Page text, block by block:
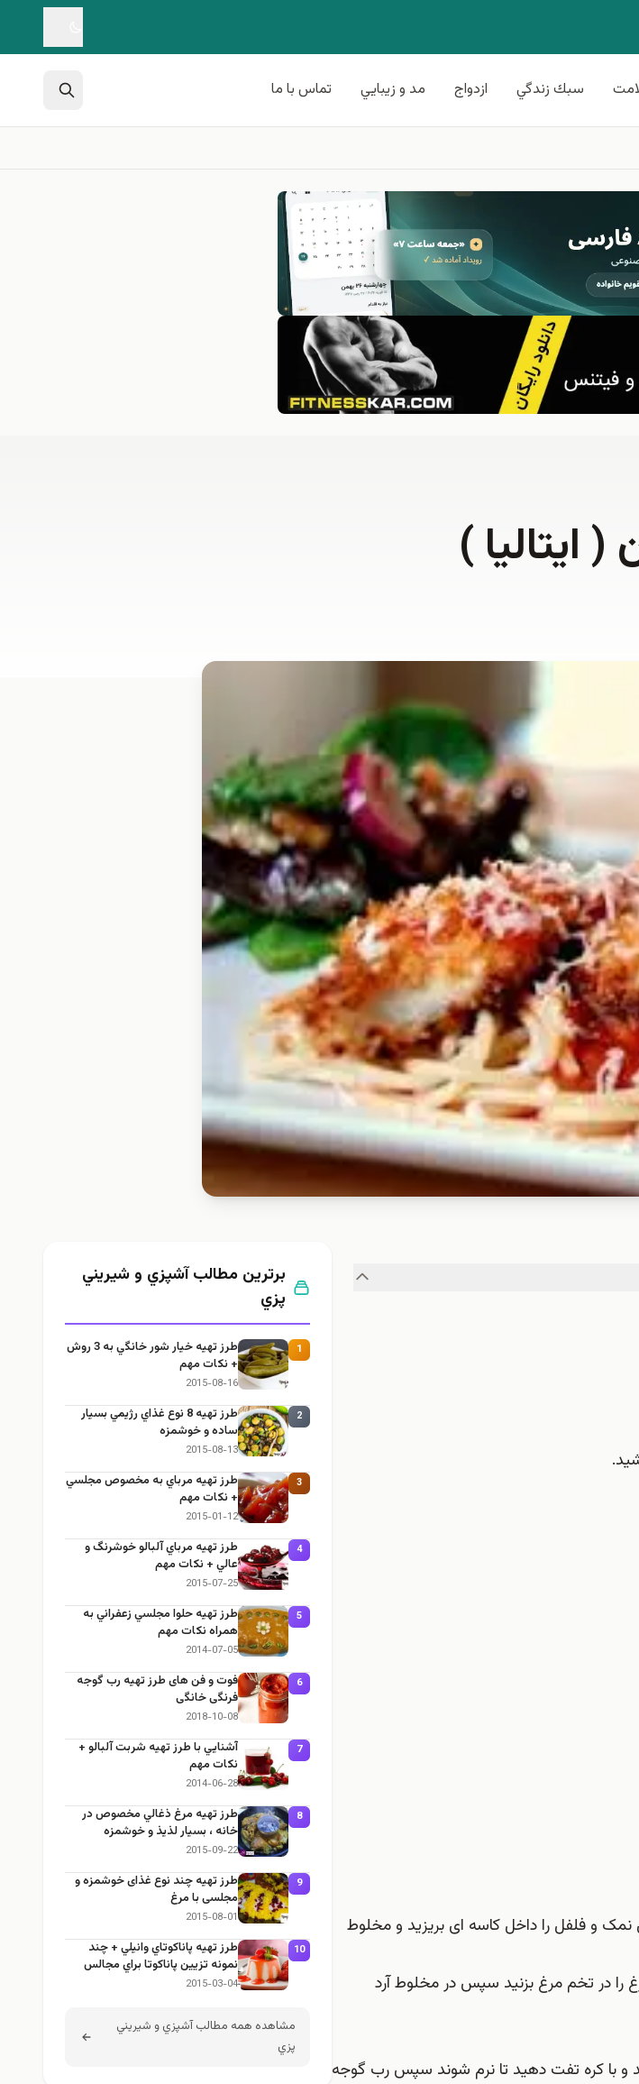
سبك زندگي ازدواج مد و زيبايي تماس با ما
ایتالیا )
مقداری نمک و فلفل را داخل کاسه ای بریزید و مخلوط
را در تخم مرغ بزنید سپس در مخلوط آرد
و با کره تفت دهید تا نرم شوند سپس رب گوجه
برترین مطالب آشپزي و شيريني
پزي
1
طرز تهيه خیار شور خانگي به 3 روش
+ نكات مهم
2015-08-16
2
طرز تهيه 8 نوع غذاي رژيمي بسيار
ساده و خوشمزه
2015-08-13
3
طرز تهيه مرباي به مخصوص مجلسي
+ نكات مهم
2015-01-12
4
طرز تهيه مرباي آلبالو خوشرنگ و
عالي + نكات مهم
2015-07-25
5
طرز تهيه حلوا مجلسي زعفراني به
همراه نكات مهم
2014-07-05
6
فوت و فن های طرز تهیه رب گوجه
فرنگی خانگی
2018-10-08
7
آشنايي با طرز تهيه شربت آلبالو +
نكات مهم
2014-06-28
8
طرز تهيه مرغ ذغالي مخصوص در
خانه ، بسيار لذيذ و خوشمزه
2015-09-22
9
طرز تهيه چند نوع غذای خوشمزه و
مجلسی با مرغ
2015-08-01
10
طرز تهيه پاناكوتاي وانيلي + چند
نمونه تزيين پاناكوتا براي مجالس
2015-03-04
مشاهده همه مطالب آشپزي و شيريني
پزي